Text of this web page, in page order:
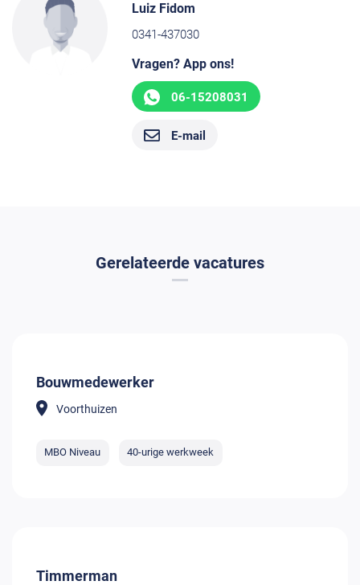
Luiz Fidom
0341-437030
Vragen? App ons!
06-15208031
E-mail
Gerelateerde vacatures
Bouwmedewerker
Voorthuizen
MBO Niveau 40-urige werkweek
Timmerman